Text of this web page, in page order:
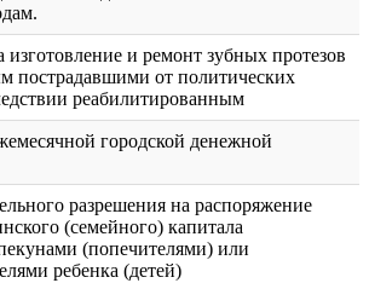
и ремонт зубных протезов
пострадавшими от политических
реабилитированным
городской денежной
разрешения на распоряжение
(семейного) капитала
(попечителями) или
ребенка (детей)